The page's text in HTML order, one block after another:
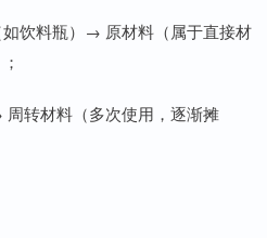
饮料瓶）→ 原材料（属于直接材
转材料（多次使用，逐渐摊